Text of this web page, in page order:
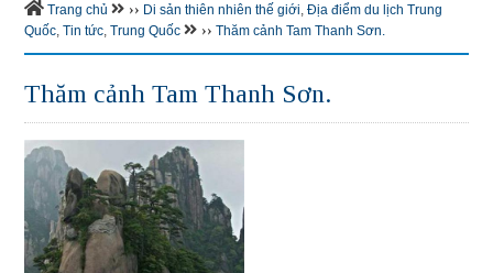
Trang chủ ›› Di sản thiên nhiên thế giới,Địa điểm du lịch Trung
Quốc,Tin tức,Trung Quốc ›› Thăm cảnh Tam Thanh Sơn.
Thăm cảnh Tam Thanh Sơn.